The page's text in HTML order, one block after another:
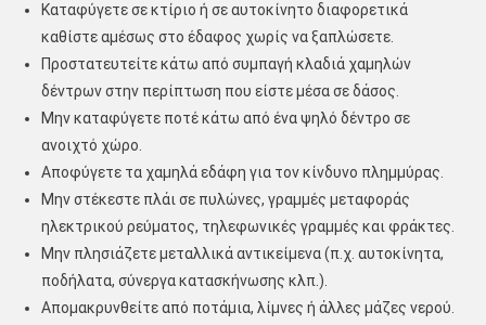
Καταφύγετε σε κτίριο ή σε αυτοκίνητο διαφορετικά
καθίστε αμέσως στο έδαφος χωρίς να ξαπλώσετε.
Προστατευτείτε κάτω από συμπαγή κλαδιά χαμηλών
δέντρων στην περίπτωση που είστε μέσα σε δάσος.
Μην καταφύγετε ποτέ κάτω από ένα ψηλό δέντρο σε
ανοιχτό χώρο.
Αποφύγετε τα χαμηλά εδάφη για τον κίνδυνο πλημμύρας.
Μην στέκεστε πλάι σε πυλώνες, γραμμές μεταφοράς
ηλεκτρικού ρεύματος, τηλεφωνικές γραμμές και φράκτες.
Μην πλησιάζετε μεταλλικά αντικείμενα (π.χ. αυτοκίνητα,
ποδήλατα, σύνεργα κατασκήνωσης κλπ.).
Απομακρυνθείτε από ποτάμια, λίμνες ή άλλες μάζες νερού.